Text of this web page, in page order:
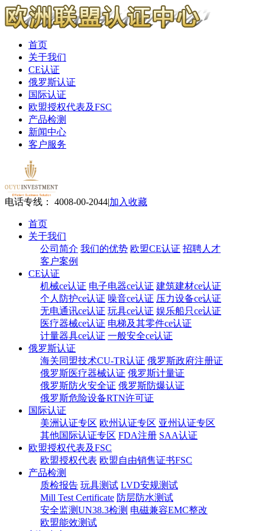
首页
关于我们
CE认证
俄罗斯认证
国际认证
欧盟授权代表及FSC
产品检测
新闻中心
客户服务
电话专线： 4008-00-2044|加入收藏
首页
关于我们
公司简介 我们的优势 欧盟CE认证 招聘人才
客户案例
CE认证
机械ce认证 电子电器ce认证 建筑建材ce认证
个人防护ce认证 噪音ce认证 压力设备ce认证
无电通讯ce认证 玩具ce认证 娱乐船只ce认证
医疗器械ce认证 电梯及其零件ce认证
计量器具ce认证 一般安全ce认证
俄罗斯认证
海关同盟技术CU-TR认证 俄罗斯政府注册证
俄罗斯医疗器械认证 俄罗斯计量证
俄罗斯防火安全证 俄罗斯防爆认证
俄罗斯危险设备RTN许可证
国际认证
美洲认证专区 欧州认证专区 亚州认证专区
其他国际认证专区 FDA注册 SAA认证
欧盟授权代表及FSC
欧盟授权代表 欧盟自由销售证书FSC
产品检测
质检报告 玩具测试 LVD安规测试
Mill Test Certificate 防层防水测试
安全监测UN38.3检测 电磁兼容EMC整改
欧盟能效测试